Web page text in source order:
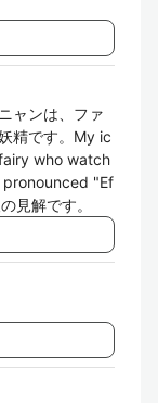
ャンは、ファ
精です。My ic
who watch
"Ef
見解です。